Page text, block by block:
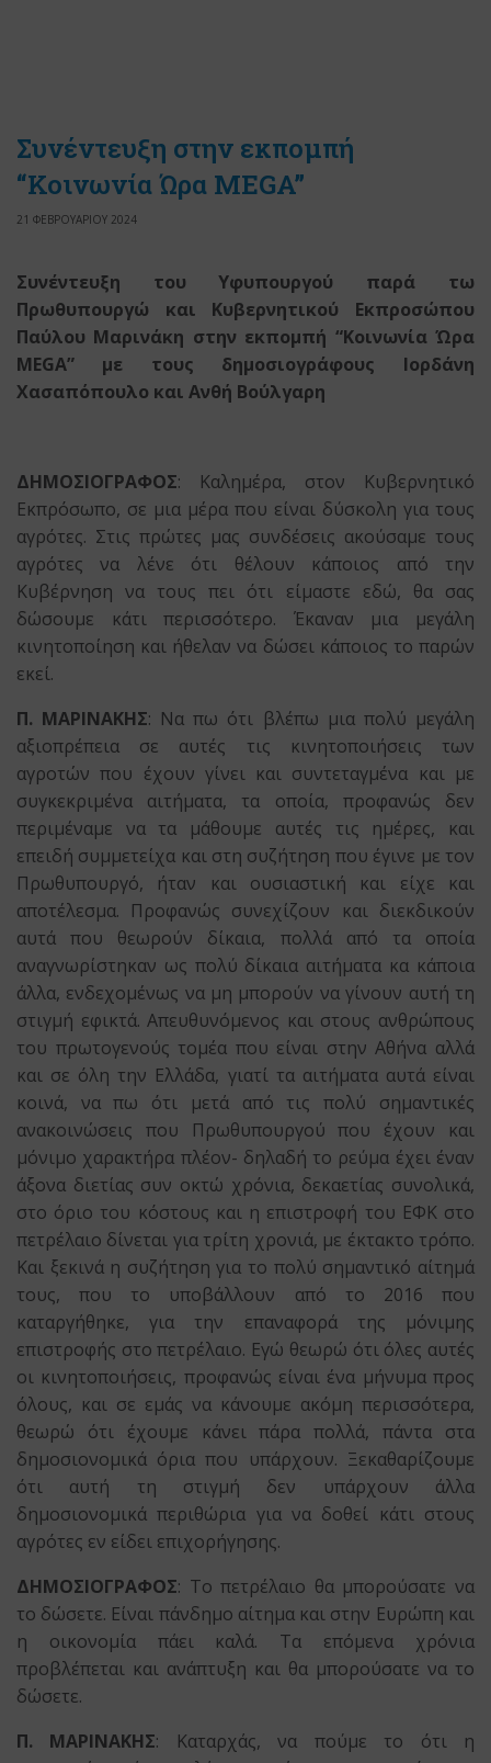
Συνέντευξη στην εκπομπή
“Κοινωνία Ώρα MEGA”
21 ΦΕΒΡΟΥΑΡΙΟΥ 2024
Συνέντευξη του Υφυπουργού παρά τω
Πρωθυπουργώ και Κυβερνητικού Εκπροσώπου
Παύλου Μαρινάκη στην εκπομπή “Κοινωνία Ώρα
MEGA” με τους δημοσιογράφους Ιορδάνη
Χασαπόπουλο και Ανθή Βούλγαρη
ΔΗΜΟΣΙΟΓΡΑΦΟΣ: Καλημέρα, στον Κυβερνητικό
Εκπρόσωπο, σε μια μέρα που είναι δύσκολη για τους
αγρότες. Στις πρώτες μας συνδέσεις ακούσαμε τους
αγρότες να λένε ότι θέλουν κάποιος από την
Κυβέρνηση να τους πει ότι είμαστε εδώ, θα σας
δώσουμε κάτι περισσότερο. Έκαναν μια μεγάλη
κινητοποίηση και ήθελαν να δώσει κάποιος το παρών
εκεί.
Π. ΜΑΡΙΝΑΚΗΣ: Να πω ότι βλέπω μια πολύ μεγάλη
αξιοπρέπεια σε αυτές τις κινητοποιήσεις των
αγροτών που έχουν γίνει και συντεταγμένα και με
συγκεκριμένα αιτήματα, τα οποία, προφανώς δεν
περιμέναμε να τα μάθουμε αυτές τις ημέρες, και
επειδή συμμετείχα και στη συζήτηση που έγινε με τον
Πρωθυπουργό, ήταν και ουσιαστική και είχε και
αποτέλεσμα. Προφανώς συνεχίζουν και διεκδικούν
αυτά που θεωρούν δίκαια, πολλά από τα οποία
αναγνωρίστηκαν ως πολύ δίκαια αιτήματα κα κάποια
άλλα, ενδεχομένως να μη μπορούν να γίνουν αυτή τη
στιγμή εφικτά. Απευθυνόμενος και στους ανθρώπους
του πρωτογενούς τομέα που είναι στην Αθήνα αλλά
και σε όλη την Ελλάδα, γιατί τα αιτήματα αυτά είναι
κοινά, να πω ότι μετά από τις πολύ σημαντικές
ανακοινώσεις που Πρωθυπουργού που έχουν και
μόνιμο χαρακτήρα πλέον- δηλαδή το ρεύμα έχει έναν
άξονα διετίας συν οκτώ χρόνια, δεκαετίας συνολικά,
στο όριο του κόστους και η επιστροφή του ΕΦΚ στο
πετρέλαιο δίνεται για τρίτη χρονιά, με έκτακτο τρόπο.
Και ξεκινά η συζήτηση για το πολύ σημαντικό αίτημά
τους, που το υποβάλλουν από το 2016 που
καταργήθηκε, για την επαναφορά της μόνιμης
επιστροφής στο πετρέλαιο. Εγώ θεωρώ ότι όλες αυτές
οι κινητοποιήσεις, προφανώς είναι ένα μήνυμα προς
όλους, και σε εμάς να κάνουμε ακόμη περισσότερα,
θεωρώ ότι έχουμε κάνει πάρα πολλά, πάντα στα
δημοσιονομικά όρια που υπάρχουν. Ξεκαθαρίζουμε
ότι αυτή τη στιγμή δεν υπάρχουν άλλα
δημοσιονομικά περιθώρια για να δοθεί κάτι στους
αγρότες εν είδει επιχορήγησης.
ΔΗΜΟΣΙΟΓΡΑΦΟΣ: Το πετρέλαιο θα μπορούσατε να
το δώσετε. Είναι πάνδημο αίτημα και στην Ευρώπη και
η οικονομία πάει καλά. Τα επόμενα χρόνια
προβλέπεται και ανάπτυξη και θα μπορούσατε να το
δώσετε.
Π. ΜΑΡΙΝΑΚΗΣ: Καταρχάς, να πούμε το ότι η